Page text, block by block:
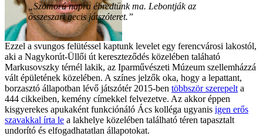
„Szomorú napra ébredtünk ma. Lebontják az
összeszart gecis játszóteret.”
Ezzel a svungos felütéssel kaptunk levelet egy ferencvárosi lakostól,
aki a Nagykorút-Üllői út kereszteződés közelében taláható
Markusovszky térnél lakik, az Iparművészeti Múzeum szellemházzá
vált épületének közelében. A színes jelzők oka, hogy a lepattant,
borzasztó állapotban lévő játszótér 2015-ben többször szerepelt a
444 cikkeiben, kemény címekkel felvezetve. Az akkor éppen
kisgyerekes apukaként funkciónáló Ács kolléga ugyanis igen erős
szavakkal írta le a lakhelye közelében található téren tapasztalt
undorító és elfogadhatatlan állapotokat.